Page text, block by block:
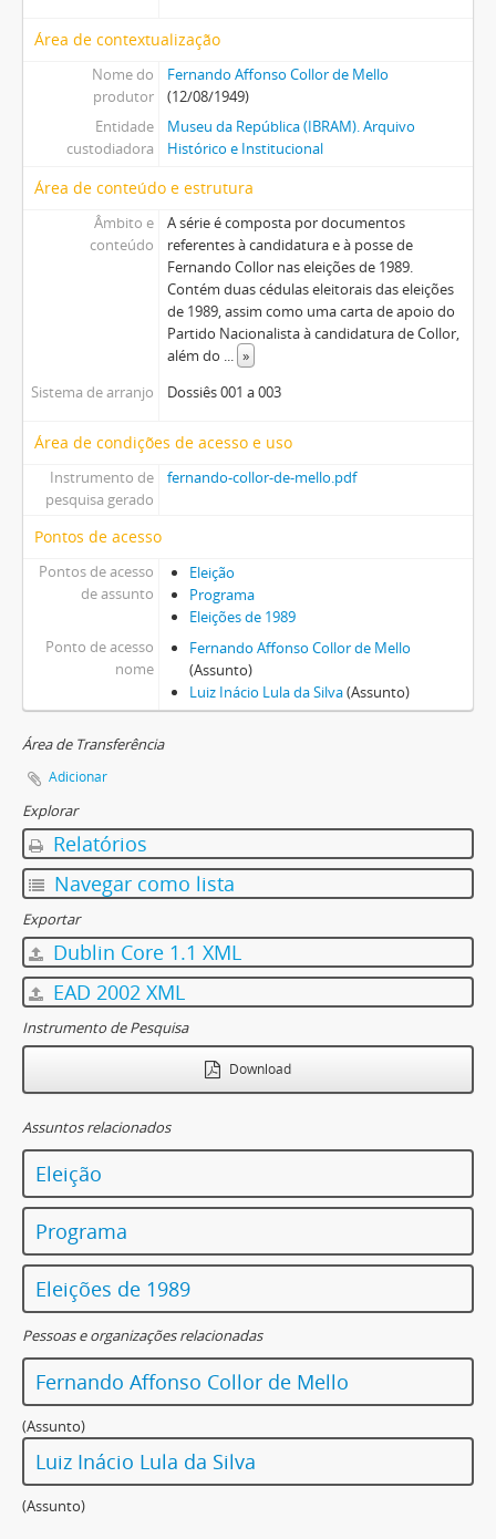
Área de contextualização
Nome do
produtor
Fernando Affonso Collor de Mello
(12/08/1949)
Entidade
custodiadora
Museu da República (IBRAM). Arquivo
Histórico e Institucional
Área de conteúdo e estrutura
Âmbito e
conteúdo
A série é composta por documentos
referentes à candidatura e à posse de
Fernando Collor nas eleições de 1989.
Contém duas cédulas eleitorais das eleições
de 1989, assim como uma carta de apoio do
Partido Nacionalista à candidatura de Collor,
além do ... »
Sistema de arranjo
Dossiês 001 a 003
Área de condições de acesso e uso
Instrumento de
pesquisa gerado
fernando-collor-de-mello.pdf
Pontos de acesso
Pontos de acesso
de assunto
Eleição
Programa
Eleições de 1989
Ponto de acesso
nome
Fernando Affonso Collor de Mello
(Assunto)
Luiz Inácio Lula da Silva(Assunto)
Área de Transferência
Adicionar
Explorar
Relatórios
Navegar como lista
Exportar
Dublin Core 1.1 XML
EAD 2002 XML
Instrumento de Pesquisa
Download
Assuntos relacionados
Eleição
Programa
Eleições de 1989
Pessoas e organizações relacionadas
Fernando Affonso Collor de Mello
(Assunto)
Luiz Inácio Lula da Silva
(Assunto)